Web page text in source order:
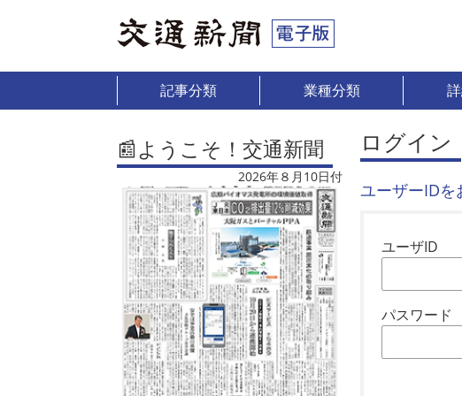
記事分類 業種分類
📰ようこそ！交通新聞
2026年８月10日付
ログイン
ユーザーIDを
ユーザID
パスワード